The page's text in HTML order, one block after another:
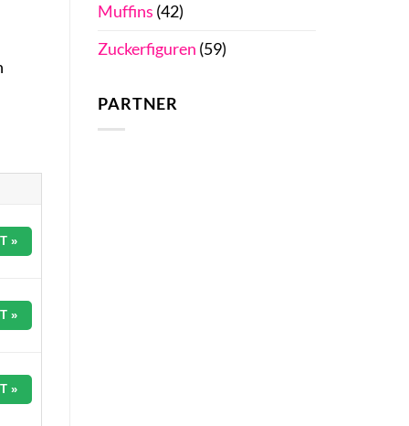
»
»
»
Muffins (42)
Zuckerfiguren (59)
PARTNER